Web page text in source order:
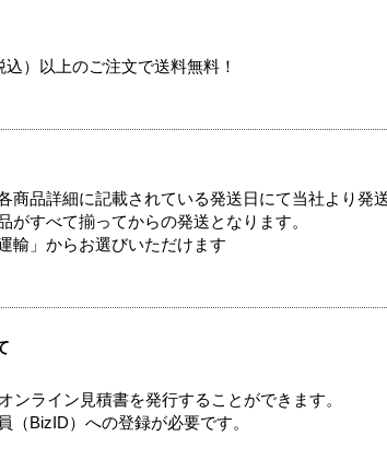
）以上のご注文で送料無料！
品詳細に記載されている発送日にて当社より発
すべて揃ってからの発送となります。
輸」からお選びいただけます
ライン見積書を発行することができます。
BizID）への登録が必要です。